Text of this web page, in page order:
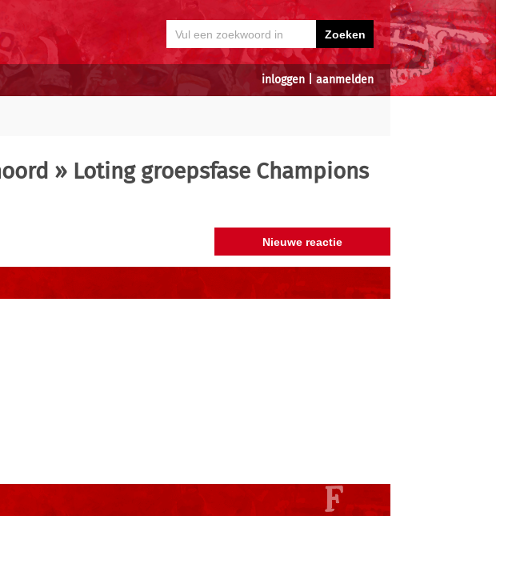
inloggen aanmelden
» Loting groepsfase Champions